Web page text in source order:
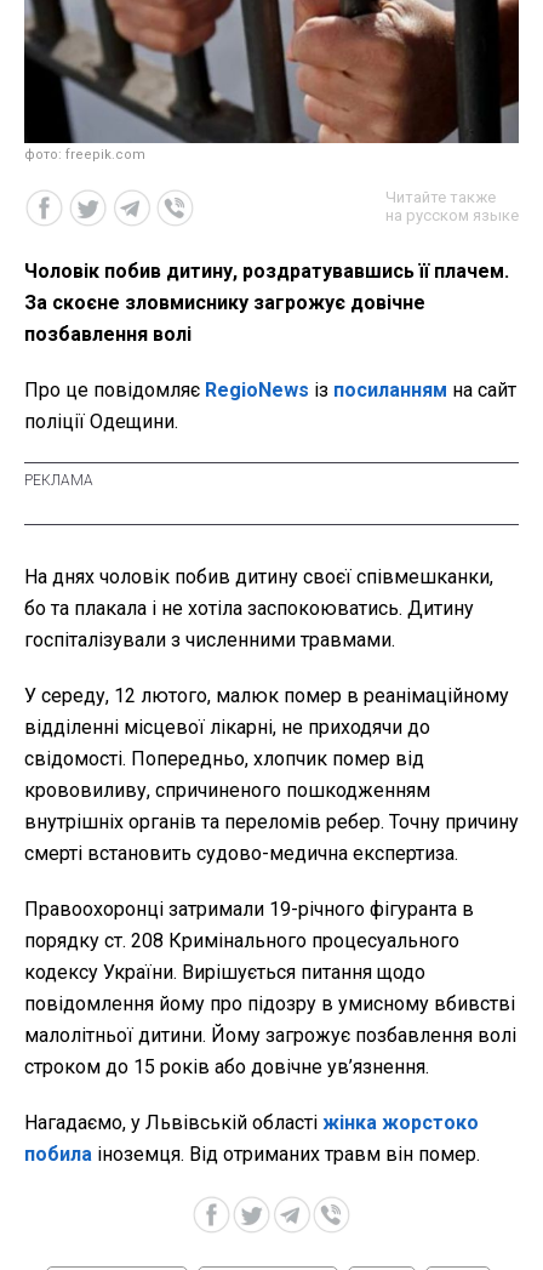
фото: freepik.com
Читайте также
на русском языке
Чоловік побив дитину, роздратувавшись її плачем.
За скоєне зловмиснику загрожує довічне
позбавлення волі
Про це повідомляє RegioNews із посиланням на сайт
поліції Одещини.
На днях чоловік побив дитину своєї співмешканки,
бо та плакала і не хотіла заспокоюватись. Дитину
госпіталізували з численними травмами.
У середу, 12 лютого, малюк помер в реанімаційному
відділенні місцевої лікарні, не приходячи до
свідомості. Попередньо, хлопчик помер від
крововиливу, спричиненого пошкодженням
внутрішніх органів та переломів ребер. Точну причину
смерті встановить судово-медична експертиза.
Правоохоронці затримали 19-річного фігуранта в
порядку ст. 208 Кримінального процесуального
кодексу України. Вирішується питання щодо
повідомлення йому про підозру в умисному вбивстві
малолітньої дитини. Йому загрожує позбавлення волі
строком до 15 років або довічне ув’язнення.
Нагадаємо, у Львівській області жінка жорстоко
побила іноземця. Від отриманих травм він помер.